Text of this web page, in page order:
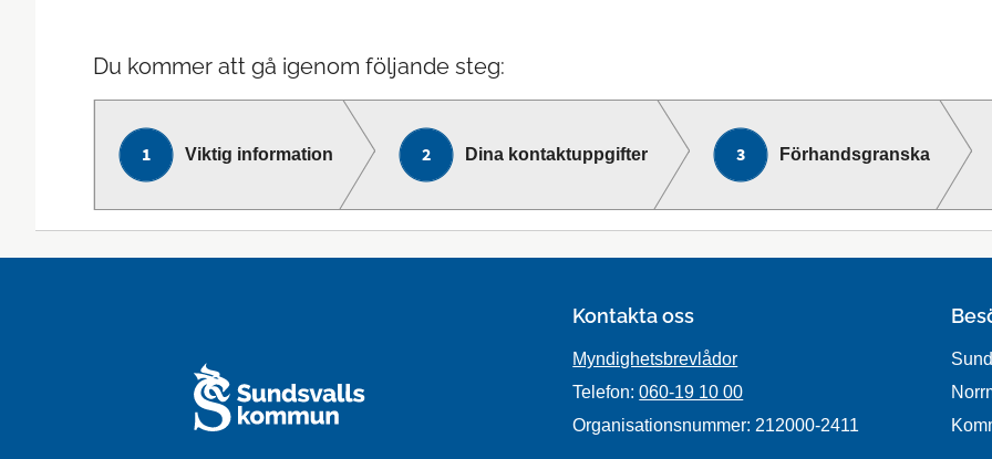
Du kommer att gå igenom följande steg:
Viktig information Dina kontaktuppgifter Förhandsgranska
Kontakta oss
Myndighetsbrevlådor
Telefon:060-19 10 00
Organisationsnummer: 212000-2411